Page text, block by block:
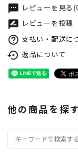
textsms レビューを見る
rate_review レビューを投稿
help_outline 支払い・配送に
settings_backup_restore 返品について
他の商品を探す